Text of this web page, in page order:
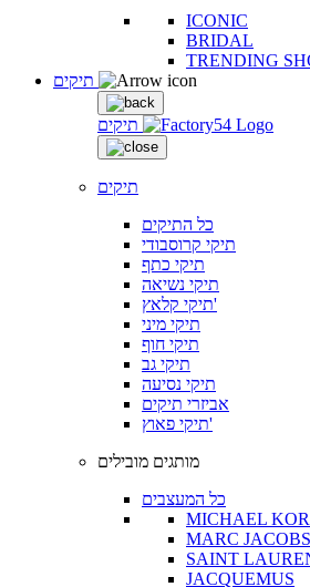
ICONIC
BRIDAL
TRENDING
תיקים
תיקים
כל התיקים
תיקי קרוסבודי
תיקי כתף
תיקי נשיאה
תיקי קלאץ'
תיקי מיני
תיקי חוף
תיקי גב
תיקי נסיעה
אביזרי תיקים
תיקי פאוץ'
מותגים מובילים
כל המעצבים
MICHAEL
MARC JACOBS
SAINT
JACQUEMUS